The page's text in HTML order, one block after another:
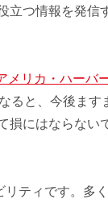
立つ情報を発信
メリカ・ハーバ
ると、今後ます
損にはならない
リティです。多